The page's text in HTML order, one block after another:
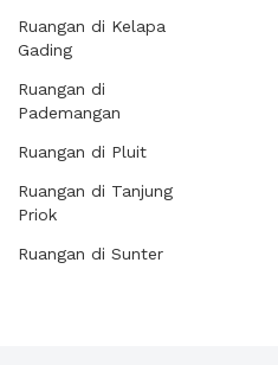
Ruangan di Kelapa
Gading
Ruangan di
Pademangan
Ruangan di Pluit
Ruangan di Tanjung
Priok
Ruangan di Sunter